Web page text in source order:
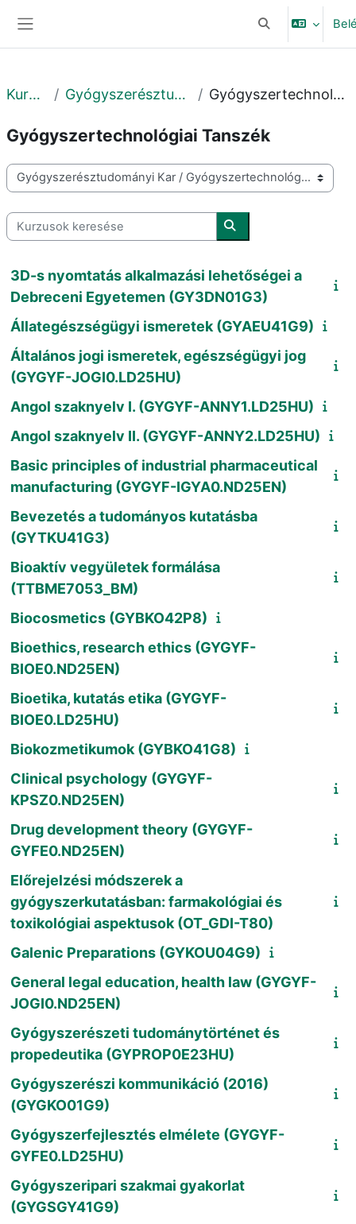
Keresési
Kurzusok Gyógyszerésztudományi Kar Gyógyszertechnológiai Tanszék
Gyógyszertechnológiai Tanszék
Kurzuskategóriák
Kurzusok keresése
Kurzusok keresése
3D-s nyomtatás alkalmazási lehetőségei a
Debreceni Egyetemen (GY3DN01G3)
Állategészségügyi ismeretek (GYAEU41G9)
Általános jogi ismeretek, egészségügyi jog
(GYGYF-JOGI0.LD25HU)
Angol szaknyelv I. (GYGYF-ANNY1.LD25HU)
Angol szaknyelv II. (GYGYF-ANNY2.LD25HU)
Basic principles of industrial pharmaceutical
manufacturing (GYGYF-IGYA0.ND25EN)
Bevezetés a tudományos kutatásba
(GYTKU41G3)
Bioaktív vegyületek formálása
(TTBME7053_BM)
Biocosmetics (GYBKO42P8)
Bioethics, research ethics (GYGYF-
BIOE0.ND25EN)
Bioetika, kutatás etika (GYGYF-
BIOE0.LD25HU)
Biokozmetikumok (GYBKO41G8)
Clinical psychology (GYGYF-
KPSZ0.ND25EN)
Drug development theory (GYGYF-
GYFE0.ND25EN)
Előrejelzési módszerek a
gyógyszerkutatásban: farmakológiai és
toxikológiai aspektusok (OT_GDI-T80)
Galenic Preparations (GYKOU04G9)
General legal education, health law (GYGYF-
JOGI0.ND25EN)
Gyógyszerészeti tudománytörténet és
propedeutika (GYPROP0E23HU)
Gyógyszerészi kommunikáció (2016)
(GYGKO01G9)
Gyógyszerfejlesztés elmélete (GYGYF-
GYFE0.LD25HU)
Gyógyszeripari szakmai gyakorlat
(GYGSGY41G9)